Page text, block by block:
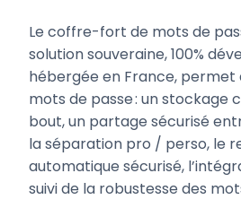
Le coffre-fort de mots de
solution souveraine, 100%
hébergée en France, permet
mots de passe : un stockage
bout, un partage sécurisé
la séparation pro / perso, le
automatique sécurisé,
suivi de la robustesse des